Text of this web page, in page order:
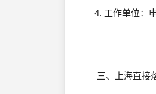
4. 工作单位：
三、上海直接